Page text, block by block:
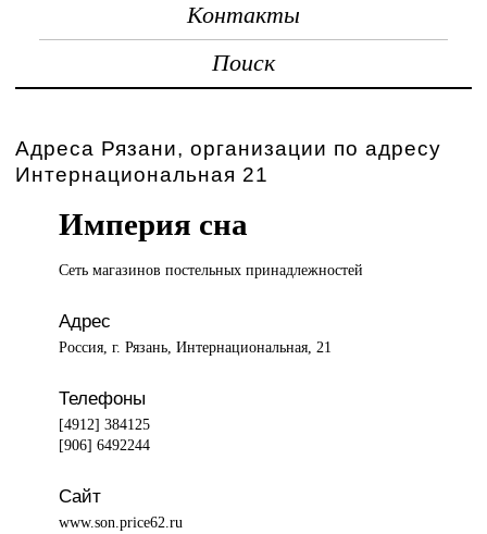
Контакты
Поиск
Адреса Рязани, организации по адресу
Интернациональная 21
Империя сна
Сеть магазиновпостельных принадлежностей
Адрес
Россия, г. Рязань, Интернациональная, 21
Телефоны
[4912] 384125
[906] 6492244
Сайт
www.son.price62.ru